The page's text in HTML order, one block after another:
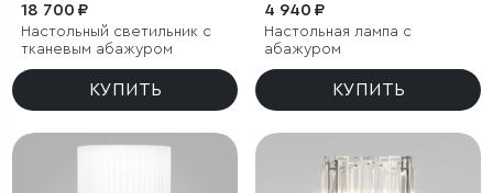
18 700 ₽
Настольный светильник с
тканевым абажуром
КУПИТЬ
4 940 ₽
Настольная лампа с
абажуром
КУПИТЬ